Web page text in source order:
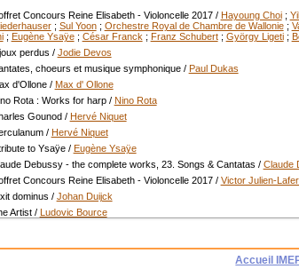
Concours Reine Elisabeth - Violoncelle 2017/ Hayoung Choi;
; Sul Yoon; Orchestre Royal de Chambre de Wallonie;
; Eugène Ysaÿe; César Franck ; Franz Schubert; György Ligeti;
perdus / Jodie Devos
choeurs et musique symphonique/ Paul Dukas
d'Ollone/ Max d' Ollone
Rota : Works for harp/ Nino Rota
Gounod/ Hervé Niquet
/ Hervé Niquet
to Ysaÿe/ Eugène Ysaÿe
Debussy - the complete works, 23. Songs & Cantatas / Claude
Concours Reine Elisabeth - Violoncelle 2017/ Victor Julien-
dominus / Johan Duijck
Artist/ Ludovic Bource
Accueil